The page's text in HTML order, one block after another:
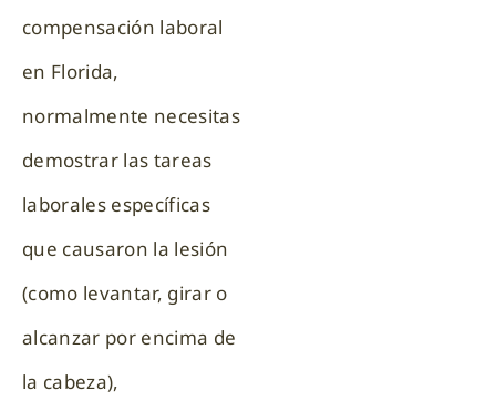
compensación laboral
en Florida,
normalmente necesitas
demostrar las tareas
laborales específicas
que causaron la lesión
(como levantar, girar o
alcanzar por encima de
la cabeza),